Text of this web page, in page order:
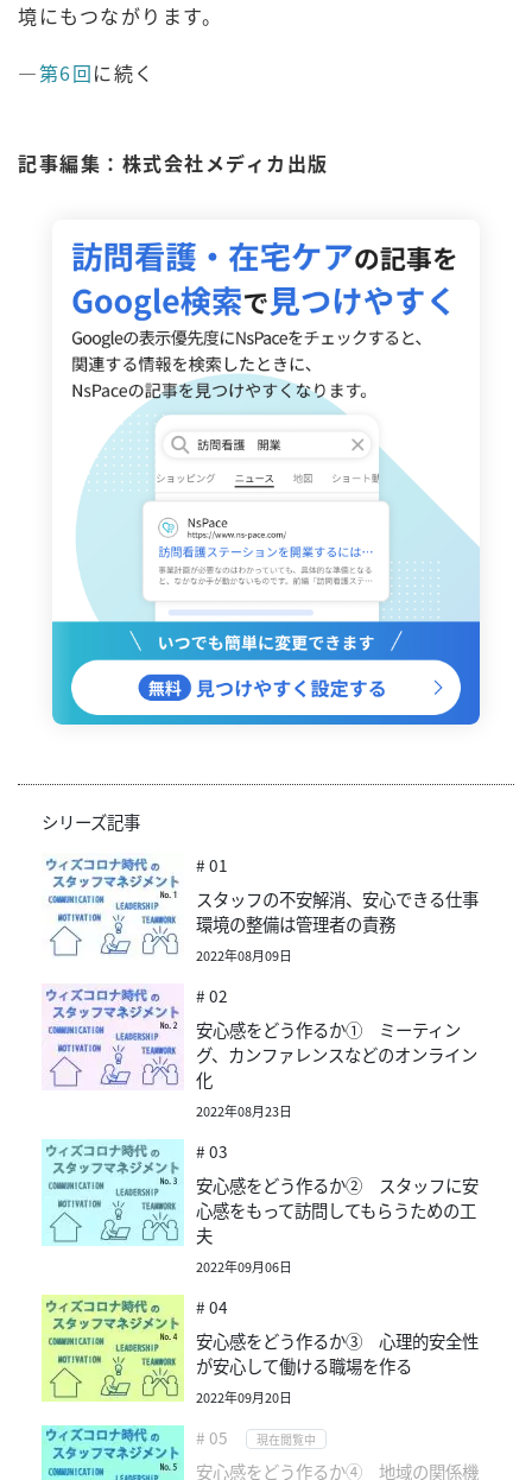
境にもつながります。
―第6回に続く
記事編集：株式会社メディカ出版
シリーズ記事
# 01
スタッフの不安解消、安心できる仕事
環境の整備は管理者の責務
2022年08月09日
# 02
安心感をどう作るか① ミーティン
グ、カンファレンスなどのオンライン
化
2022年08月23日
# 03
安心感をどう作るか② スタッフに安
心感をもって訪問してもらうための工
夫
2022年09月06日
# 04
安心感をどう作るか③ 心理的安全性
が安心して働ける職場を作る
2022年09月20日
# 05 現在閲覧中
安心感をどう作るか④ 地域の関係機